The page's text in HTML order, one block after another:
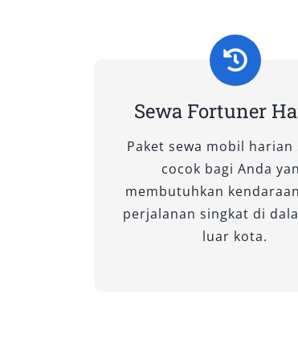
pengereman adaptif, lane
perjalanan jauh lebih
3. Fortuner 2.7 SRZ 4×2 A/T
Dengan mesin bensin 2.7L
ekstra bagi penumpang.
acara formal atau
harian dan bulanan tipe ini
Sewa Fortuner
Paket sewa mobil harian
cocok bagi Anda
membutuhkan
perjalanan singkat di
luar kota.